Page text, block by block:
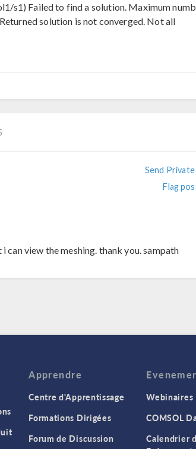
s1) Failed to find a solution. Maximum
solution is not converged. Not all
Send
Flag
can view the meshing. thank you. sampath
Apprendre
Centre d'Apprentissage
Formations Dirigées
Forum de Discussion
Webinaires
COMSOL
Calendrier